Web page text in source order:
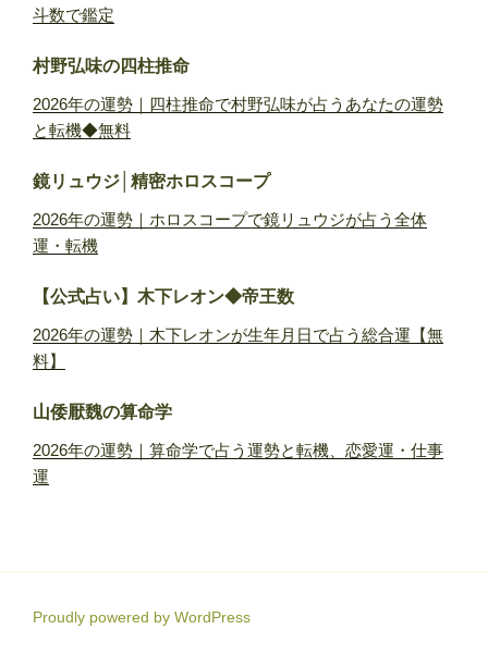
斗数で鑑定
村野弘味の四柱推命
2026年の運勢｜四柱推命で村野弘味が占うあなたの運勢
と転機◆無料
鏡リュウジ│精密ホロスコープ
2026年の運勢｜ホロスコープで鏡リュウジが占う全体
運・転機
【公式占い】木下レオン◆帝王数
2026年の運勢｜木下レオンが生年月日で占う総合運【無
料】
山倭厭魏の算命学
2026年の運勢｜算命学で占う運勢と転機、恋愛運・仕事
運
Proudly powered by WordPress